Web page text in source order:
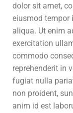
dolor sit amet,
eiusmod tempor
aliqua. Ut enim
exercitation
commodo
reprehenderit in
fugiat nulla
non proident,
anim id est